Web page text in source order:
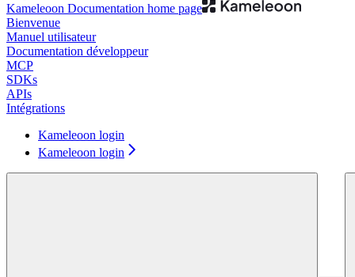
Kameleoon Documentation home page
Bienvenue
Manuel utilisateur
Documentation développeur
MCP
SDKs
APIs
Intégrations
Kameleoon login
Kameleoon login